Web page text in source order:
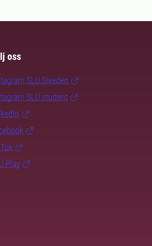
oss
SLU.Sweden
SLU.student
Play